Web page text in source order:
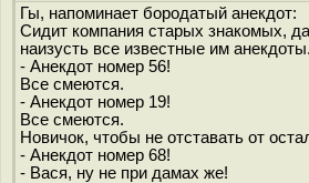
Гы, напоминает бородатый анекдот:
Сидит компания старых знакомых,
наизусть все известные им анекдоты.
- Анекдот номер 56!
Все смеются.
- Анекдот номер 19!
Все смеются.
Новичок, чтобы не отставать от
- Анекдот номер 68!
- Вася, ну не при дамах же!